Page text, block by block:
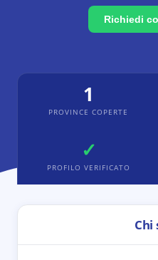
Richiedi
1
PROVINCE COPERTE
✓
PROFILO VERIFICATO
Chi